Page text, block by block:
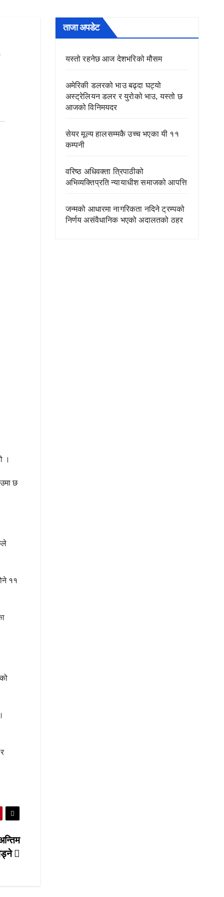
।
छ
११
ताजा अपडेट
यस्तो रहनेछ आज देशभरिको मौसम
अमेरिकी डलरको भाउ बढ्दा घट्यो
अस्ट्रेलियन डलर र युरोको भाउ, यस्तो छ
आजको विनिमयदर
सेयर मूल्य हालसम्मकै उच्च भएका यी ११
कम्पनी
वरिष्ठ अधिवक्ता त्रिपाठीको
अभिव्यक्तिप्रति न्यायाधीश समाजको आपत्ति
जन्मको आधारमा नागरिकता नदिने ट्रम्पको
निर्णय असंवैधानिक भएको अदालतको ठहर